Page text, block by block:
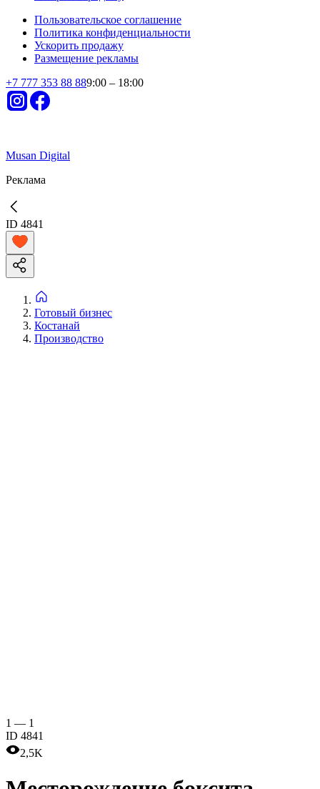
Пользовательское соглашение
Политика конфиденциальности
Ускорить продажу
Размещение рекламы
+7 777 353 88 889:00 – 18:00
Musan Digital
Реклама
ID 4841
Готовый бизнес
Костанай
Производство
1 — 1
ID 4841
2,5K